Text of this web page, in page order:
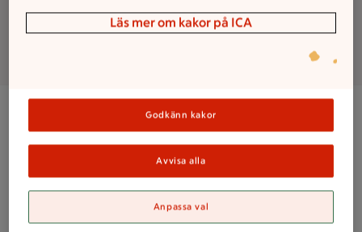
Börja handla
När du handlar hos oss online har du flera
kassar i butiken för 49 kr, där vår trevliga personal
hjälper dig att lasta in matvarorna i bilen. Om du
föredrar att få varorna hemlevererade, finns det två
alternativ: hemleverans för 99 kr med en flexibel
Läs mer om kakor på ICA
Godkänn kakor
Avvisa alla
Anpassa val